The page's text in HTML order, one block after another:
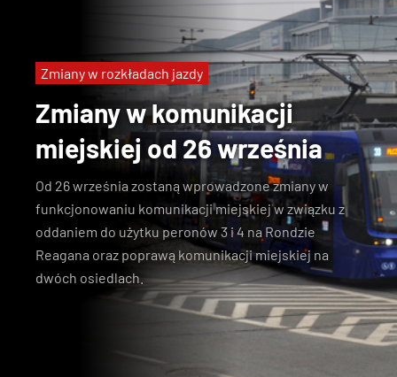
Zmiany w komunikacji
miejskiej od 26 września
Od 26 września zostaną wprowadzone zmiany w
funkcjonowaniu komunikacji miejskiej w związku z
oddaniem do użytku peronów 3 i 4 na Rondzie
Reagana oraz poprawą komunikacji miejskiej na
dwóch osiedlach.
Zmiany w rozkładach jazdy